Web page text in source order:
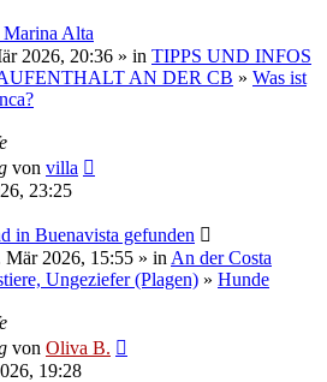
Alta
2026, 20:36 » in TIPPS UND INFOS
AN DER CB » Was ist
von villa
23:25
in Buenavista gefunden
Mär 2026, 15:55 » in An der Costa
Ungeziefer (Plagen) » Hunde
von Oliva B.
19:28